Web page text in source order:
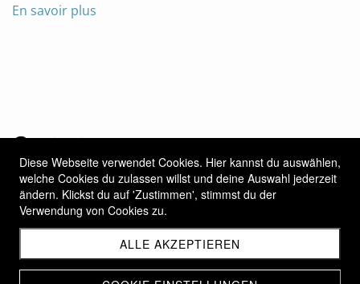
En savoir plus
Contact
PrecisionFly Unlimited Sàrl
Jetschwilstrasse 6
3186 Düdingen
office@precisionfly.world
Diese Webseite verwendet Cookies. Hier kannst du auswählen,
welche Cookies du zulassen willst und deine Auswahl jederzeit
ändern. Klickst du auf 'Zustimmen', stimmst du der
Verwendung von Cookies zu.
ALLE AKZEPTIEREN